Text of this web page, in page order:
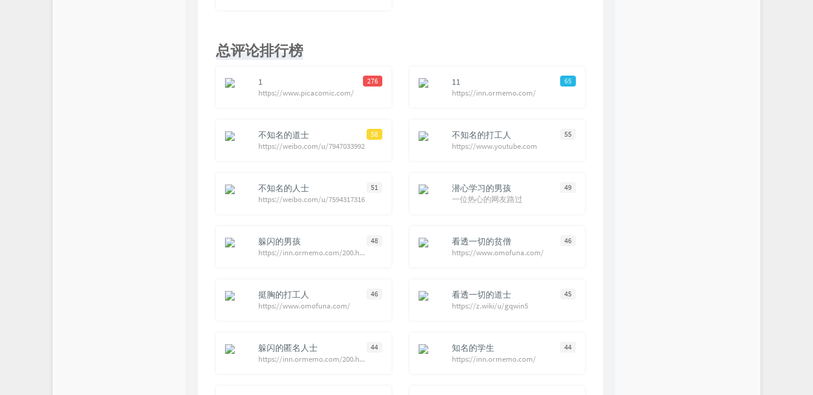
总评论排行榜
276
1
https://www.picacomic.com/
65
11
https://inn.ormemo.com/
58
不知名的道士
https://weibo.com/u/7947033992
55
不知名的打工人
https://www.youtube.com
51
不知名的人士
https://weibo.com/u/7594317316
49
潜心学习的男孩
一位热心的网友路过
48
躲闪的男孩
https://inn.ormemo.com/200.html#comment-1501
46
看透一切的贫僧
https://www.omofuna.com/
46
挺胸的打工人
https://www.omofuna.com/
45
看透一切的道士
https://z.wiki/u/gqwin5
44
躲闪的匿名人士
https://inn.ormemo.com/200.html
44
知名的学生
https://inn.ormemo.com/